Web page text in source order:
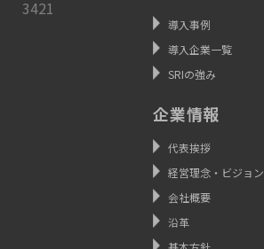
3421
導入事例
導入企業一覧
SRIの強み
企業情報
代表挨拶
経営理念・ビジョン
会社概要
沿革